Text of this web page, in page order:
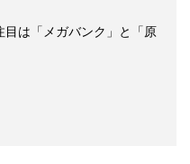
は「メガバンク」と「原